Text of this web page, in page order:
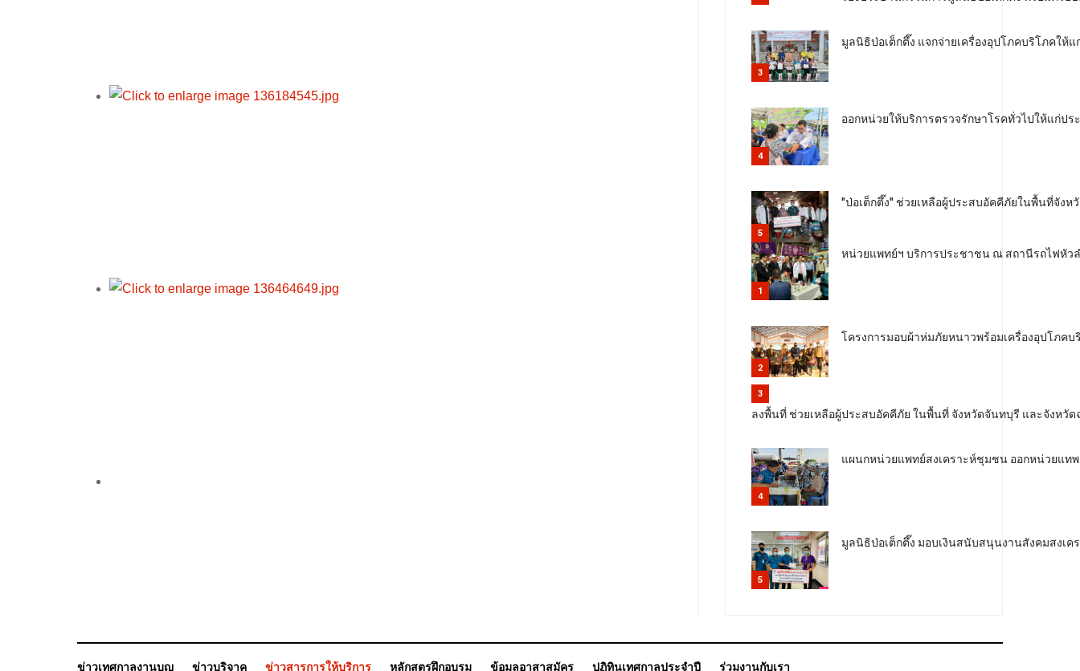
3
มูลนิธิป่อเต็กตึ๊ง แจกจ่ายเครื่องอุปโภคบริโภคใ
4
ออกหน่วยให้บริการตรวจรักษาโรคทั่วไปให้แก่ป
5
"ป่อเต็กตึ๊ง" ช่วยเหลือผู้ประสบอัคคีภัยในพื้นที่จังห
1
หน่วยแพทย์ฯ บริการประชาชน ณ สถานีรถไฟหัว
2
โครงการมอบผ้าห่มภัยหนาวพร้อมเครื่องอุปโภค
3
ลงพื้นที่ ช่วยเหลือผู้ประสบอัคคีภัย ในพื้นที่ จังหวัดจันทบุรี และจังหวัด
4
แผนกหน่วยแพทย์สงเคราะห์ชุมชน ออกหน่วยแท
5
มูลนิธิป่อเต็กตึ๊ง มอบเงินสนับสนุนงานสังคมสงเค
ข่าวเทศกาลงานบุญ ข่าวบริจาค ข่าวสารการให้บริการ หลักสูตรฝึกอบรม ข้อมูลอาสาสมัคร ปฏิทินเทศกาลประจำปี ร่วมงานกับเรา